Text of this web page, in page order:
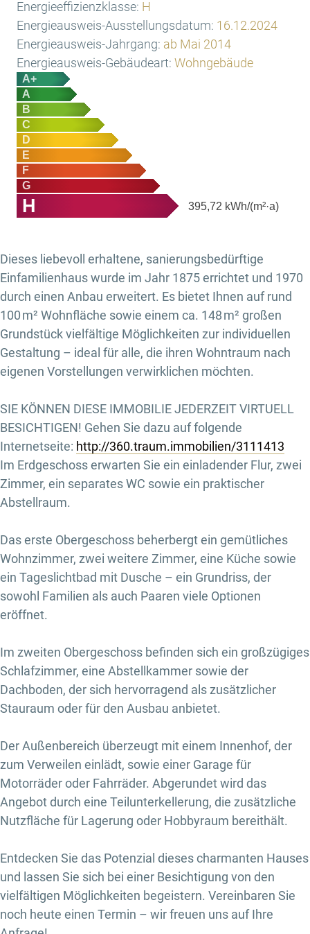
Energieeffizienzklasse: H
Energieausweis-Ausstellungsdatum: 16.12.2024
Energieausweis-Jahrgang: ab Mai 2014
Energieausweis-Gebäudeart: Wohngebäude
A+
A
B
C
D
E
F
G
H 395,72 kWh/(m²·a)
Dieses liebevoll erhaltene, sanierungsbedürftige
Einfamilienhaus wurde im Jahr 1875 errichtet und 1970
durch einen Anbau erweitert. Es bietet Ihnen auf rund
100 m² Wohnfläche sowie einem ca. 148 m² großen
Grundstück vielfältige Möglichkeiten zur individuellen
Gestaltung – ideal für alle, die ihren Wohntraum nach
eigenen Vorstellungen verwirklichen möchten.
SIE KÖNNEN DIESE IMMOBILIE JEDERZEIT VIRTUELL
BESICHTIGEN! Gehen Sie dazu auf folgende
Internetseite: http://360.traum.immobilien/3111413
Im Erdgeschoss erwarten Sie ein einladender Flur, zwei
Zimmer, ein separates WC sowie ein praktischer
Abstellraum.
Das erste Obergeschoss beherbergt ein gemütliches
Wohnzimmer, zwei weitere Zimmer, eine Küche sowie
ein Tageslichtbad mit Dusche – ein Grundriss, der
sowohl Familien als auch Paaren viele Optionen
eröffnet.
Im zweiten Obergeschoss befinden sich ein großzügiges
Schlafzimmer, eine Abstellkammer sowie der
Dachboden, der sich hervorragend als zusätzlicher
Stauraum oder für den Ausbau anbietet.
Der Außenbereich überzeugt mit einem Innenhof, der
zum Verweilen einlädt, sowie einer Garage für
Motorräder oder Fahrräder. Abgerundet wird das
Angebot durch eine Teilunterkellerung, die zusätzliche
Nutzfläche für Lagerung oder Hobbyraum bereithält.
Entdecken Sie das Potenzial dieses charmanten Hauses
und lassen Sie sich bei einer Besichtigung von den
vielfältigen Möglichkeiten begeistern. Vereinbaren Sie
noch heute einen Termin – wir freuen uns auf Ihre